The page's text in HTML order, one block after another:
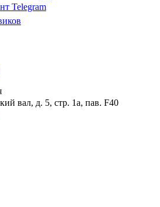
Telegram
вал, д. 5, стр. 1а, пав. F40